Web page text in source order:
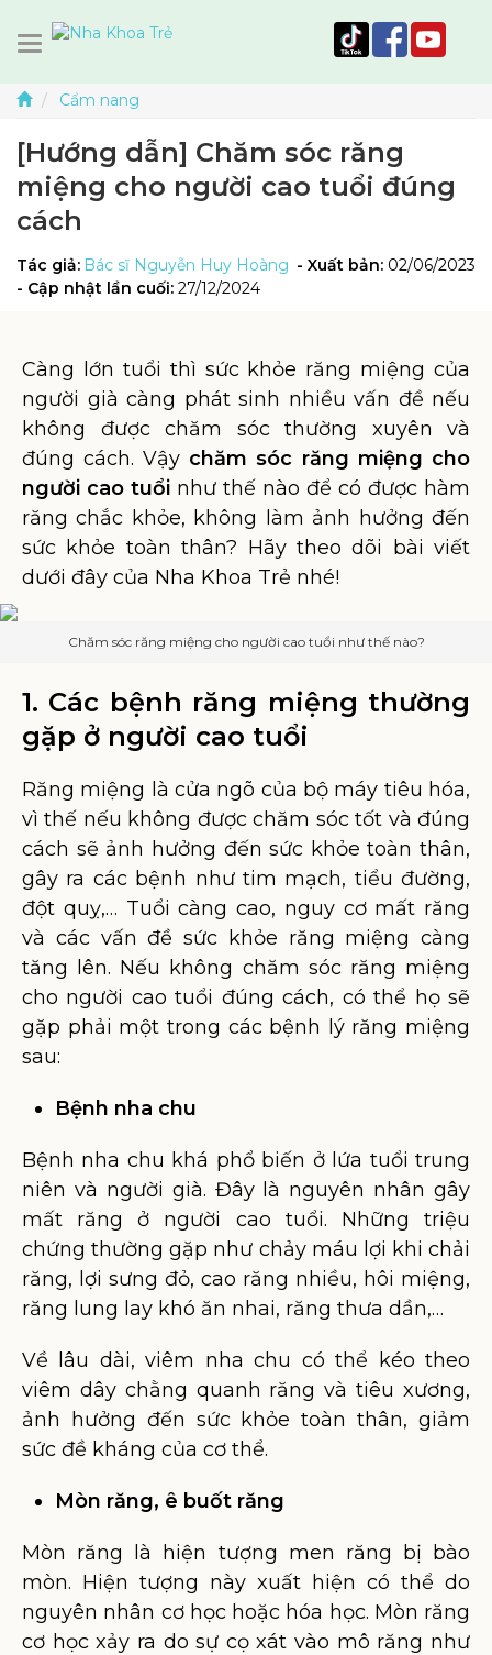
Cẩm nang
[Hướng dẫn] Chăm sóc răng
miệng cho người cao tuổi đúng
cách
Tác giả: Bác sĩ Nguyễn Huy Hoàng - Xuất bản: 02/06/2023
- Cập nhật lần cuối: 27/12/2024
Càng lớn tuổi thì sức khỏe răng miệng của
người già càng phát sinh nhiều vấn đề nếu
không được chăm sóc thường xuyên và
đúng cách. Vậy chăm sóc răng miệng cho
người cao tuổi như thế nào để có được hàm
răng chắc khỏe, không làm ảnh hưởng đến
sức khỏe toàn thân? Hãy theo dõi bài viết
dưới đây của Nha Khoa Trẻ nhé!
Chăm sóc răng miệng cho người cao tuổi như thế nào?
1. Các bệnh răng miệng thường
gặp ở người cao tuổi
Răng miệng là cửa ngõ của bộ máy tiêu hóa,
vì thế nếu không được chăm sóc tốt và đúng
cách sẽ ảnh hưởng đến sức khỏe toàn thân,
gây ra các bệnh như tim mạch, tiểu đường,
đột quỵ,… Tuổi càng cao, nguy cơ mất răng
và các vấn đề sức khỏe răng miệng càng
tăng lên. Nếu không chăm sóc răng miệng
cho người cao tuổi đúng cách, có thể họ sẽ
gặp phải một trong các bệnh lý răng miệng
sau:
Bệnh nha chu
Bệnh nha chu khá phổ biến ở lứa tuổi trung
niên và người già. Đây là nguyên nhân gây
mất răng ở người cao tuổi. Những triệu
chứng thường gặp như chảy máu lợi khi chải
răng, lợi sưng đỏ, cao răng nhiều, hôi miệng,
răng lung lay khó ăn nhai, răng thưa dần,…
Về lâu dài, viêm nha chu có thể kéo theo
viêm dây chằng quanh răng và tiêu xương,
ảnh hưởng đến sức khỏe toàn thân, giảm
sức đề kháng của cơ thể.
Mòn răng, ê buốt răng
Mòn răng là hiện tượng men răng bị bào
mòn. Hiện tượng này xuất hiện có thể do
nguyên nhân cơ học hoặc hóa học. Mòn răng
cơ học xảy ra do sự cọ xát vào mô răng như